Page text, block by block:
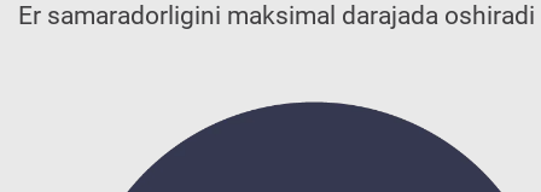
Er samaradorligini maksimal darajada oshiradi